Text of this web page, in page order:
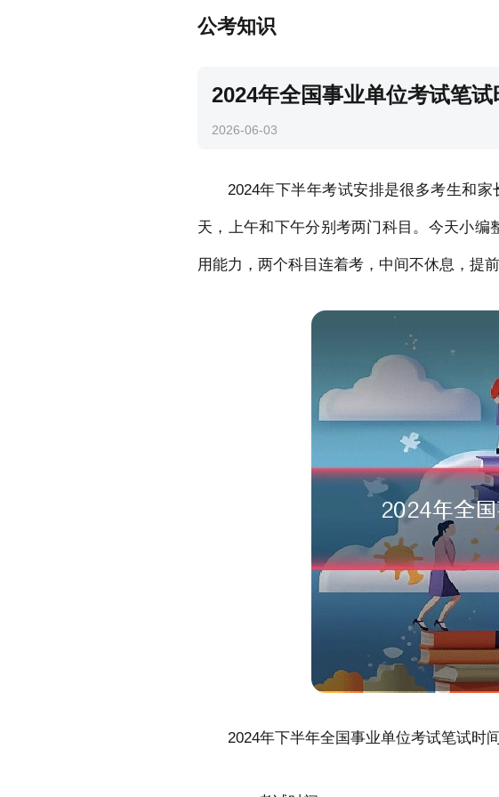
公考知识
2024年全国事业单位考试笔
2026-06-03
2024年下半年考试安排是很多考生和
天，上午和下午分别考两门科目。今天小
用能力，两个科目连着考，中间不休息，提
2024年下半年全国事业单位考试笔试时